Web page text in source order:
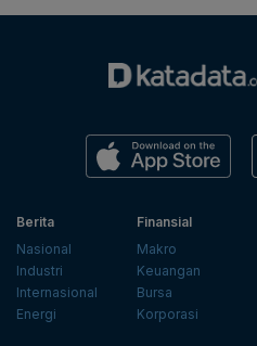
Berita
Nasional
Industri
Internasional
Energi
Finansial
Makro
Keuangan
Bursa
Korporasi